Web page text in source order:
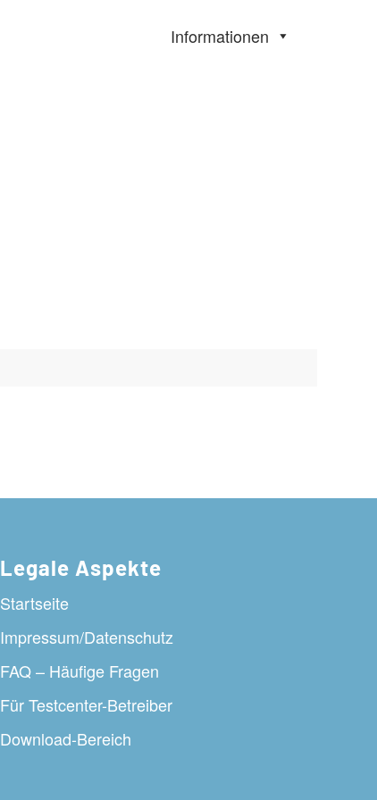
Informationen
Legale Aspekte
Startseite
Impressum/Datenschutz
FAQ – Häufige Fragen
Für Testcenter-Betreiber
Download-Bereich